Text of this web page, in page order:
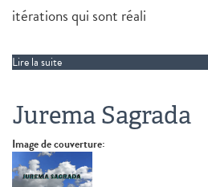
itérations qui sont réali
Lire la suite
Jurema Sagrada
Image de couverture: